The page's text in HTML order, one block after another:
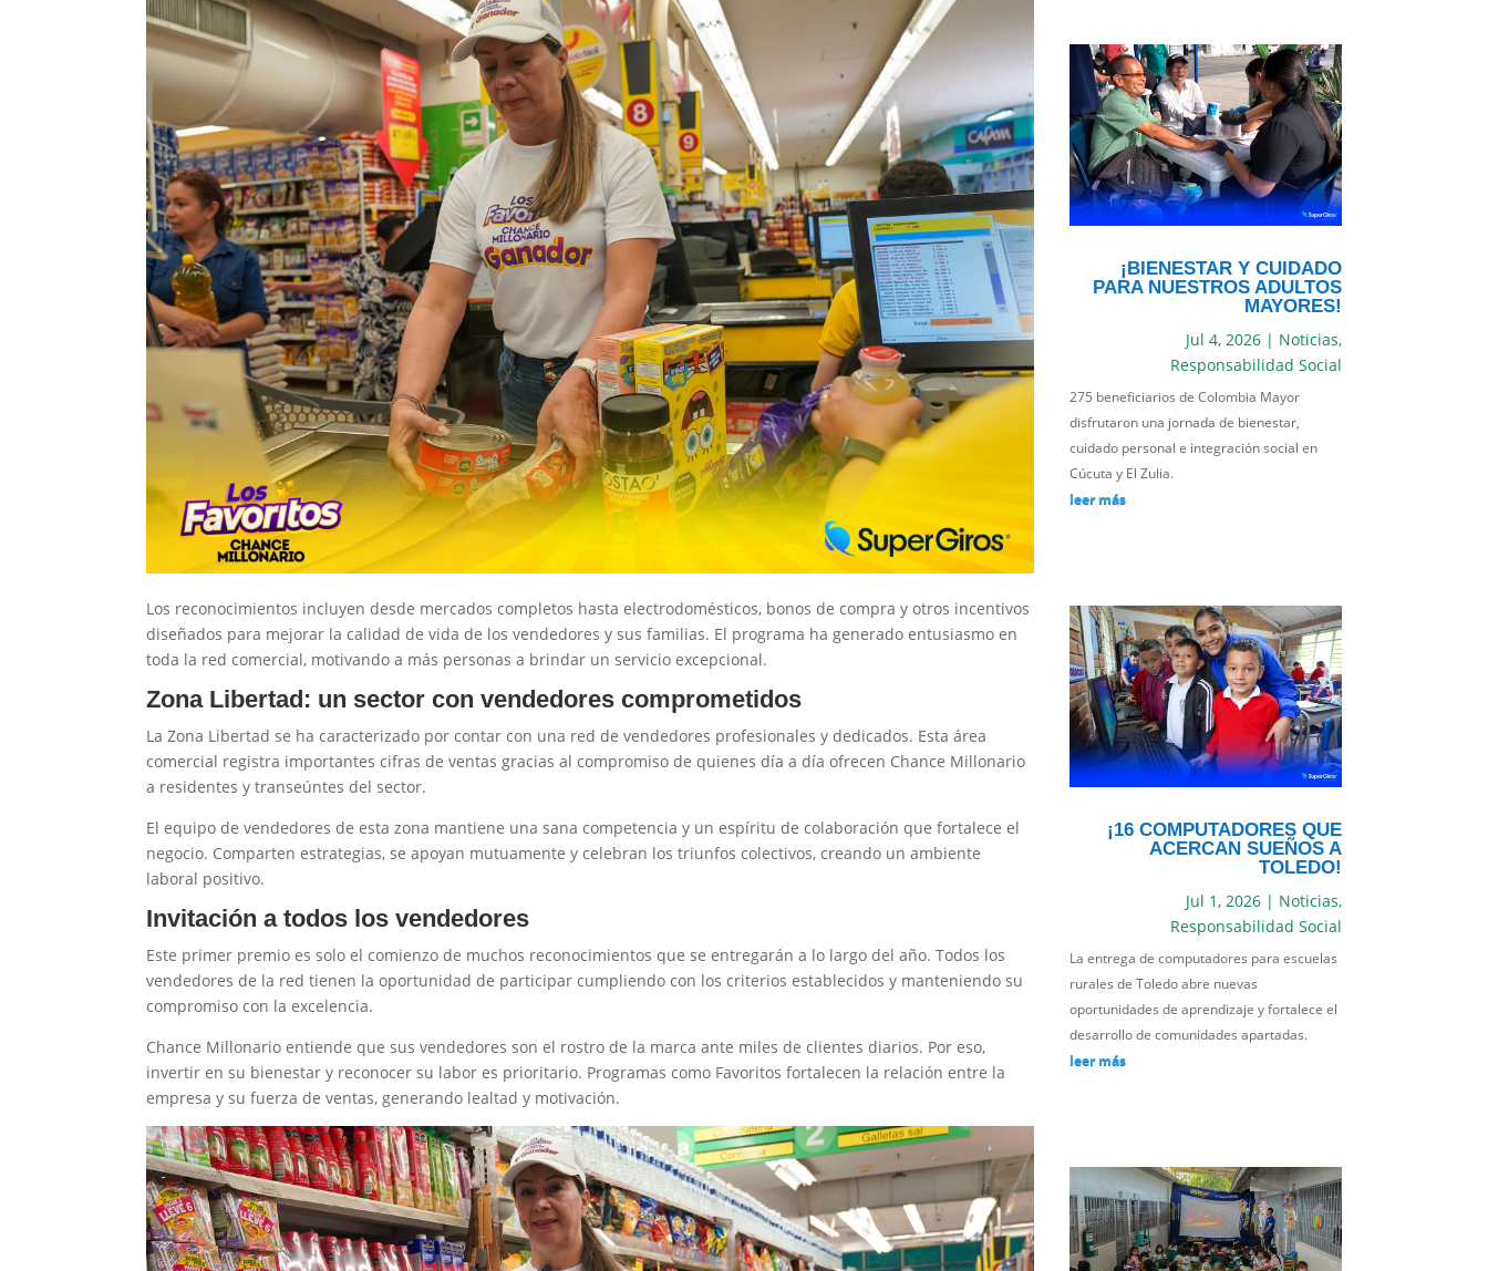
Los reconocimientos incluyen desde mercados completos hasta electrodomésticos, bonos de compra y otros incentivos
diseñados para mejorar la calidad de vida de los vendedores y sus familias. El programa ha generado entusiasmo en
toda la red comercial, motivando a más personas a brindar un servicio excepcional.
Zona Libertad: un sector con vendedores comprometidos
La Zona Libertad se ha caracterizado por contar con una red de vendedores profesionales y dedicados. Esta área
comercial registra importantes cifras de ventas gracias al compromiso de quienes día a día ofrecen Chance Millonario
a residentes y transeúntes del sector.
El equipo de vendedores de esta zona mantiene una sana competencia y un espíritu de colaboración que fortalece el
negocio. Comparten estrategias, se apoyan mutuamente y celebran los triunfos colectivos, creando un ambiente
laboral positivo.
Invitación a todos los vendedores
Este primer premio es solo el comienzo de muchos reconocimientos que se entregarán a lo largo del año. Todos los
vendedores de la red tienen la oportunidad de participar cumpliendo con los criterios establecidos y manteniendo su
compromiso con la excelencia.
Chance Millonario entiende que sus vendedores son el rostro de la marca ante miles de clientes diarios. Por eso,
invertir en su bienestar y reconocer su labor es prioritario. Programas como Favoritos fortalecen la relación entre la
empresa y su fuerza de ventas, generando lealtad y motivación.
¡BIENESTAR Y CUIDADO
PARA NUESTROS ADULTOS
MAYORES!
Jul 4, 2026| Noticias,
Responsabilidad Social
275 beneficiarios de Colombia Mayor
disfrutaron una jornada de bienestar,
cuidado personal e integración social en
Cúcuta y El Zulia.
leer más
¡16 COMPUTADORES QUE
ACERCAN SUEÑOS A
TOLEDO!
Jul 1, 2026| Noticias,
Responsabilidad Social
La entrega de computadores para escuelas
rurales de Toledo abre nuevas
oportunidades de aprendizaje y fortalece el
desarrollo de comunidades apartadas.
leer más